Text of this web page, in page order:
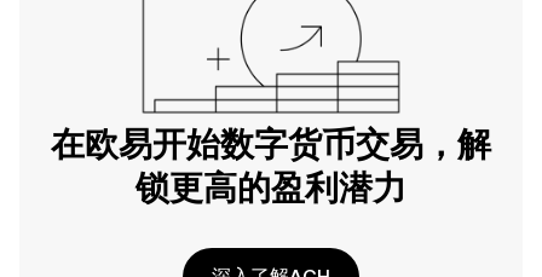
在欧易开始数字货币交易，解
锁更高的盈利潜力